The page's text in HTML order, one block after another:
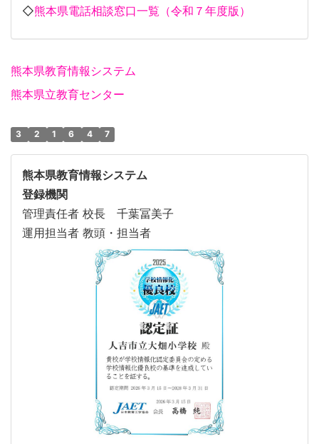
◇熊本県電話相談窓口一覧（令和７年度版）
熊本県教育情報システム
熊本県立教育センター
3 2 1 6 4 7
熊本県教育情報システム
登録機関
管理責任者 校長 千葉冨美子
運用担当者 教頭・担当者